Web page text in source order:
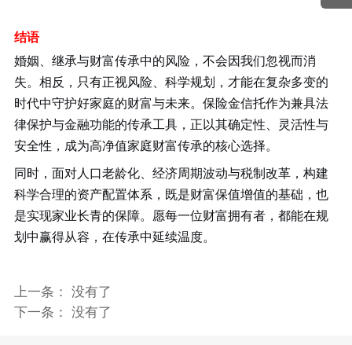
结语
婚姻、继承与财富传承中的风险，不会因我们忽视而消
失。相反，只有正视风险、科学规划，才能在复杂多变的
时代中守护好家庭的财富与未来。保险金信托作为兼具法
律保护与金融功能的传承工具，正以其确定性、灵活性与
安全性，成为高净值家庭财富传承的核心选择。
同时，面对人口老龄化、经济周期波动与税制改革，构建
科学合理的资产配置体系，既是财富保值增值的基础，也
是实现家业长青的保障。愿每一位财富拥有者，都能在规
划中赢得从容，在传承中延续温度。
上一条： 没有了
下一条： 没有了